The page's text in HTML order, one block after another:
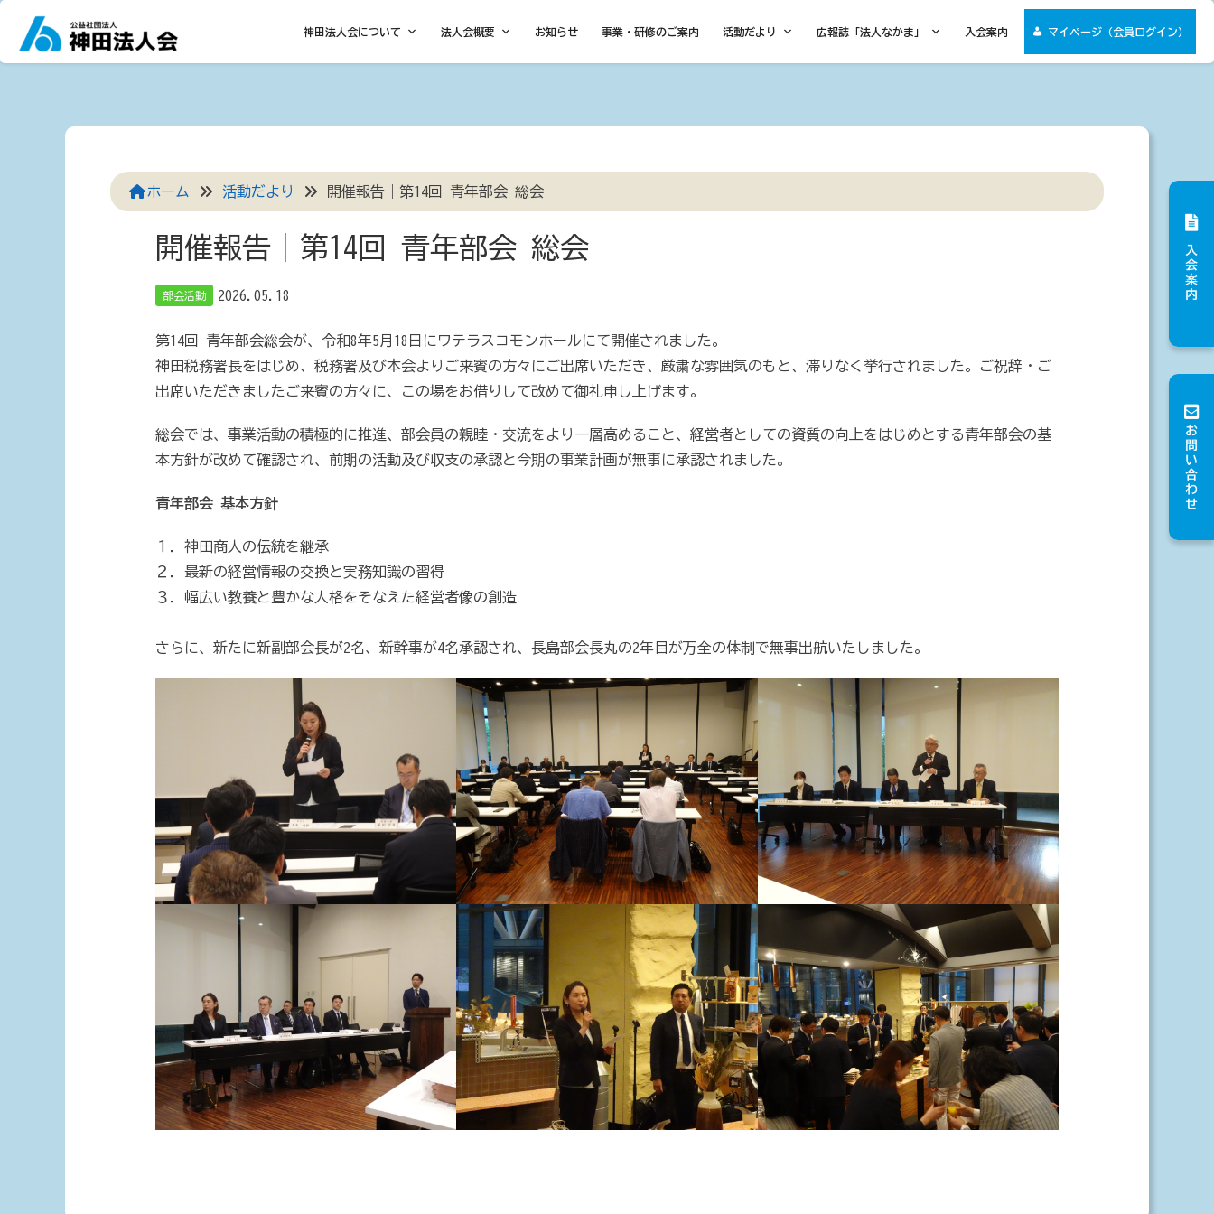
content
神田法人会について 法人会概要 お知らせ 事業・研修のご案内 活動だより 広報誌「法人なかま」 入会案内 マイページ（会員ログイン）
ホーム 活動だより 開催報告｜第14回 青年部会 総会
開催報告｜第14回 青年部会 総会
部会活動 2026.05.18
第14回 青年部会総会が、令和8年5月18日にワテラスコモンホールにて開催されました。
神田税務署長をはじめ、税務署及び本会よりご来賓の方々にご出席いただき、厳粛な雰囲気のもと、滞りなく挙行されました。ご祝辞・ご
出席いただきましたご来賓の方々に、この場をお借りして改めて御礼申し上げます。
総会では、事業活動の積極的に推進、部会員の親睦・交流をより一層高めること、経営者としての資質の向上をはじめとする青年部会の基
本方針が改めて確認され、前期の活動及び収支の承認と今期の事業計画が無事に承認されました。
青年部会 基本方針
１．神田商人の伝統を継承
２．最新の経営情報の交換と実務知識の習得
３．幅広い教養と豊かな人格をそなえた経営者像の創造
さらに、新たに新副部会長が2名、新幹事が4名承認され、長島部会長丸の2年目が万全の体制で無事出航いたしました。